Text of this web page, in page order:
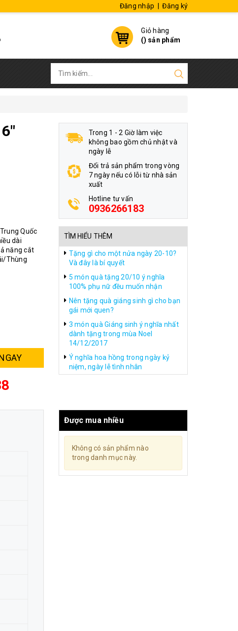
Đăng nhập Đăng ký
Giỏ hàng
() sản phẩm
Quốc
dài
năng cắt
Thùng
Trong 1 - 2 Giờ làm việc
không bao gồm chủ nhật và
ngày lễ
Đổi trả sản phẩm trong vòng
7 ngày nếu có lỗi từ nhà sản
xuất
Hotline tư vấn
0936266183
TÌM HIỂU THÊM
Tặng gì cho một nửa ngày 20-10?
Và đây là bí quyết
5 món quà tặng 20/10 ý nghĩa
100% phụ nữ đều muốn nhận
Nên tặng quà giáng sinh gì cho bạn
gái mới quen?
3 món quà Giáng sinh ý nghĩa nhất
dành tặng trong mùa Noel
14/12/2017
Ý nghĩa hoa hồng trong ngày kỷ
niệm, ngày lễ tình nhân
Được mua nhiều
Không có sản phẩm nào
trong danh mục này.